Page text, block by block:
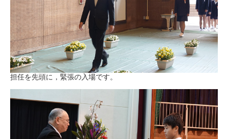
担任を先頭に，緊張の入場です。